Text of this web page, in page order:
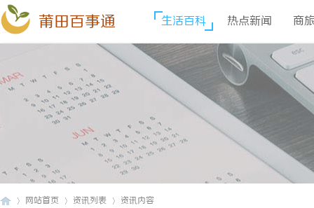
莆田百事通 生活百科 热点新闻 商
网站首页 资讯列表 资讯内容